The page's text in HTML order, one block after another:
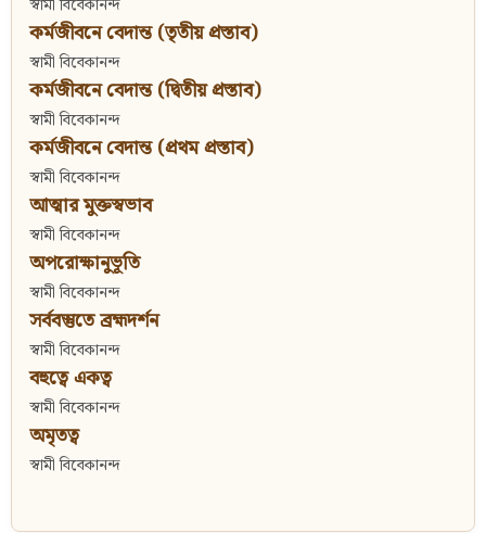
স্বামী বিবেকানন্দ
কর্মজীবনে বেদান্ত (তৃতীয় প্রস্তাব)
স্বামী বিবেকানন্দ
কর্মজীবনে বেদান্ত (দ্বিতীয় প্রস্তাব)
স্বামী বিবেকানন্দ
কর্মজীবনে বেদান্ত (প্রথম প্রস্তাব)
স্বামী বিবেকানন্দ
আত্মার মুক্তস্বভাব
স্বামী বিবেকানন্দ
অপরোক্ষানুভূতি
স্বামী বিবেকানন্দ
সর্ববস্তুতে ব্রহ্মদর্শন
স্বামী বিবেকানন্দ
বহুত্বে একত্ব
স্বামী বিবেকানন্দ
অমৃতত্ব
স্বামী বিবেকানন্দ